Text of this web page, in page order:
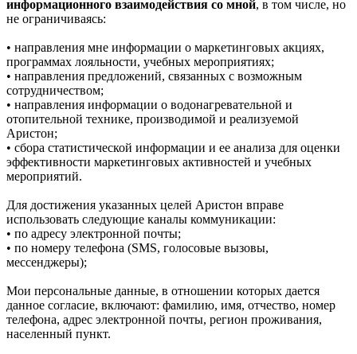
информационного взаимодействия со мной, в том числе, но
не ограничиваясь:
• направления мне информации о маркетинговых акциях,
программах лояльности, учебных мероприятиях;
• направления предложений, связанных с возможным
сотрудничеством;
• направления информации о водонагревательной и
отопительной технике, производимой и реализуемой
Аристон;
• сбора статистической информации и ее анализа для оценки
эффективности маркетинговых активностей и учебных
мероприятий.
Для достижения указанных целей Аристон вправе
использовать следующие каналы коммуникации:
• по адресу электронной почты;
• по номеру телефона (SMS, голосовые вызовы,
мессенджеры);
Мои персональные данные, в отношении которых дается
данное согласие, включают: фамилию, имя, отчество, номер
телефона, адрес электронной почты, регион проживания,
населенный пункт.